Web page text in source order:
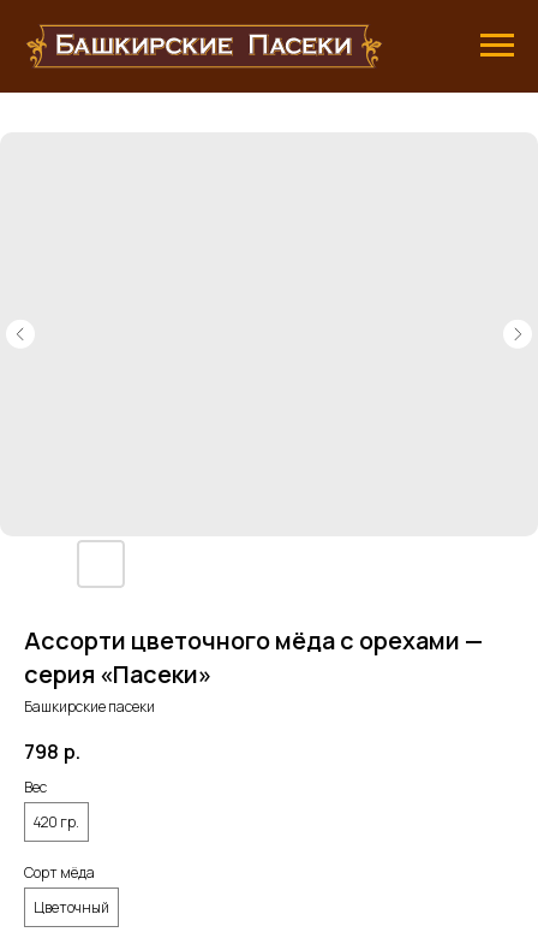
Ассорти цветочного мёда с орехами —
серия «Пасеки»
Башкирские пасеки
798 р.
Вес
420 гр.
Сорт мёда
Цветочный